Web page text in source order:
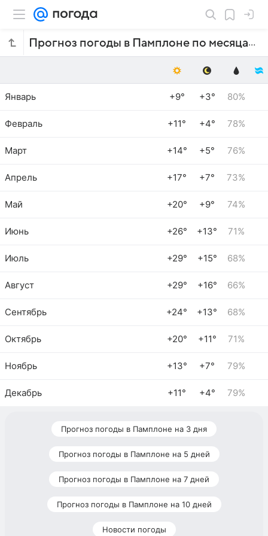
Прогноз погоды в Памплоне по месяцам
Январь +9° +3° 80%
Февраль +11° +4° 78%
Март +14° +5° 76%
Апрель +17° +7° 73%
Май +20° +9° 74%
Июнь +26° +13° 71%
Июль +29° +15° 68%
Август +29° +16° 66%
Сентябрь +24° +13° 68%
Октябрь +20° +11° 71%
Ноябрь +13° +7° 79%
Декабрь +11° +4° 79%
Прогноз погоды в Памплоне на 3 дня
Прогноз погоды в Памплоне на 5 дней
Прогноз погоды в Памплоне на 7 дней
Прогноз погоды в Памплоне на 10 дней
Новости погоды